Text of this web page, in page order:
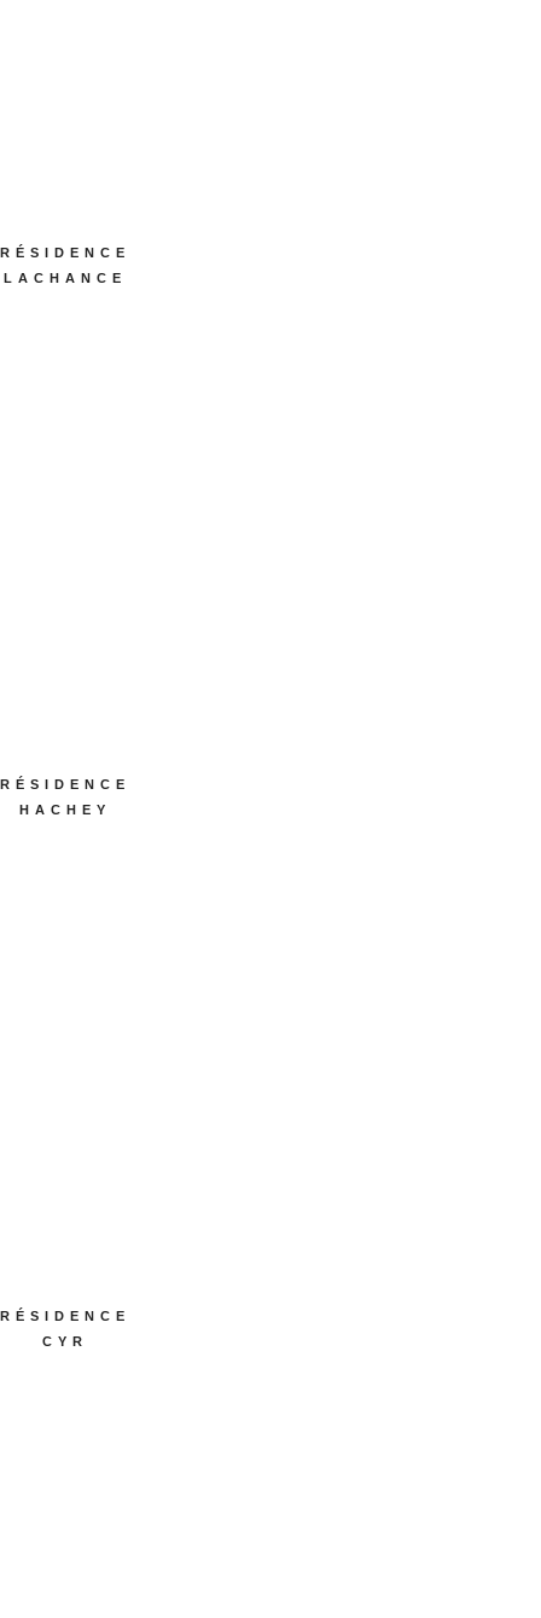
RÉSIDENCE
LACHANCE
RÉSIDENCE
HACHEY
RÉSIDENCE
CYR